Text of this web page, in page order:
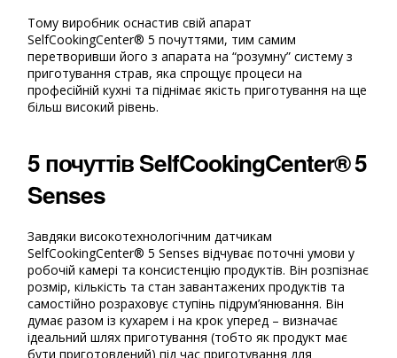
Тому виробник оснастив свій апарат
SelfCookingCenter® 5 почуттями, тим самим
перетворивши його з апарата на “розумну” систему з
приготування страв, яка спрощує процеси на
професійній кухні та піднімає якість приготування на ще
більш високий рівень.
5 почуттів SelfCookingCenter® 5
Senses
Завдяки високотехнологічним датчикам
SelfCookingCenter® 5 Senses відчуває поточні умови у
робочій камері та консистенцію продуктів. Він розпізнає
розмір, кількість та стан завантажених продуктів та
самостійно розраховує ступінь підрум’янювання. Він
думає разом із кухарем і на крок уперед – визначає
ідеальний шлях приготування (тобто як продукт має
бути приготовлений) під час приготування для